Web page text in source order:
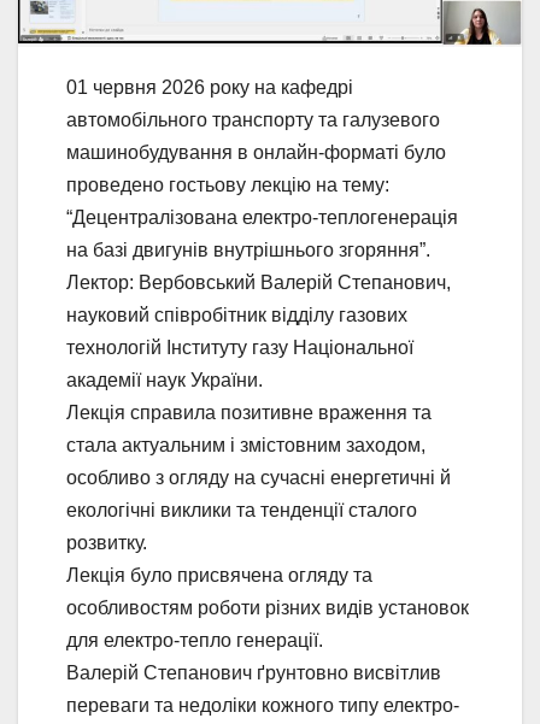
01 червня 2026 року на кафедрі
автомобільного транспорту та галузевого
машинобудування в онлайн-форматі було
проведено гостьову лекцію на тему:
“Децентралізована електро-теплогенерація
на базі двигунів внутрішнього згоряння”.
Лектор: Вербовський Валерій Степанович,
науковий співробітник відділу газових
технологій Інституту газу Національної
академії наук України.
Лекція справила позитивне враження та
стала актуальним і змістовним заходом,
особливо з огляду на сучасні енергетичні й
екологічні виклики та тенденції сталого
розвитку.
Лекція було присвячена огляду та
особливостям роботи різних видів установок
для електро-тепло генерації.
Валерій Степанович ґрунтовно висвітлив
переваги та недоліки кожного типу електро-